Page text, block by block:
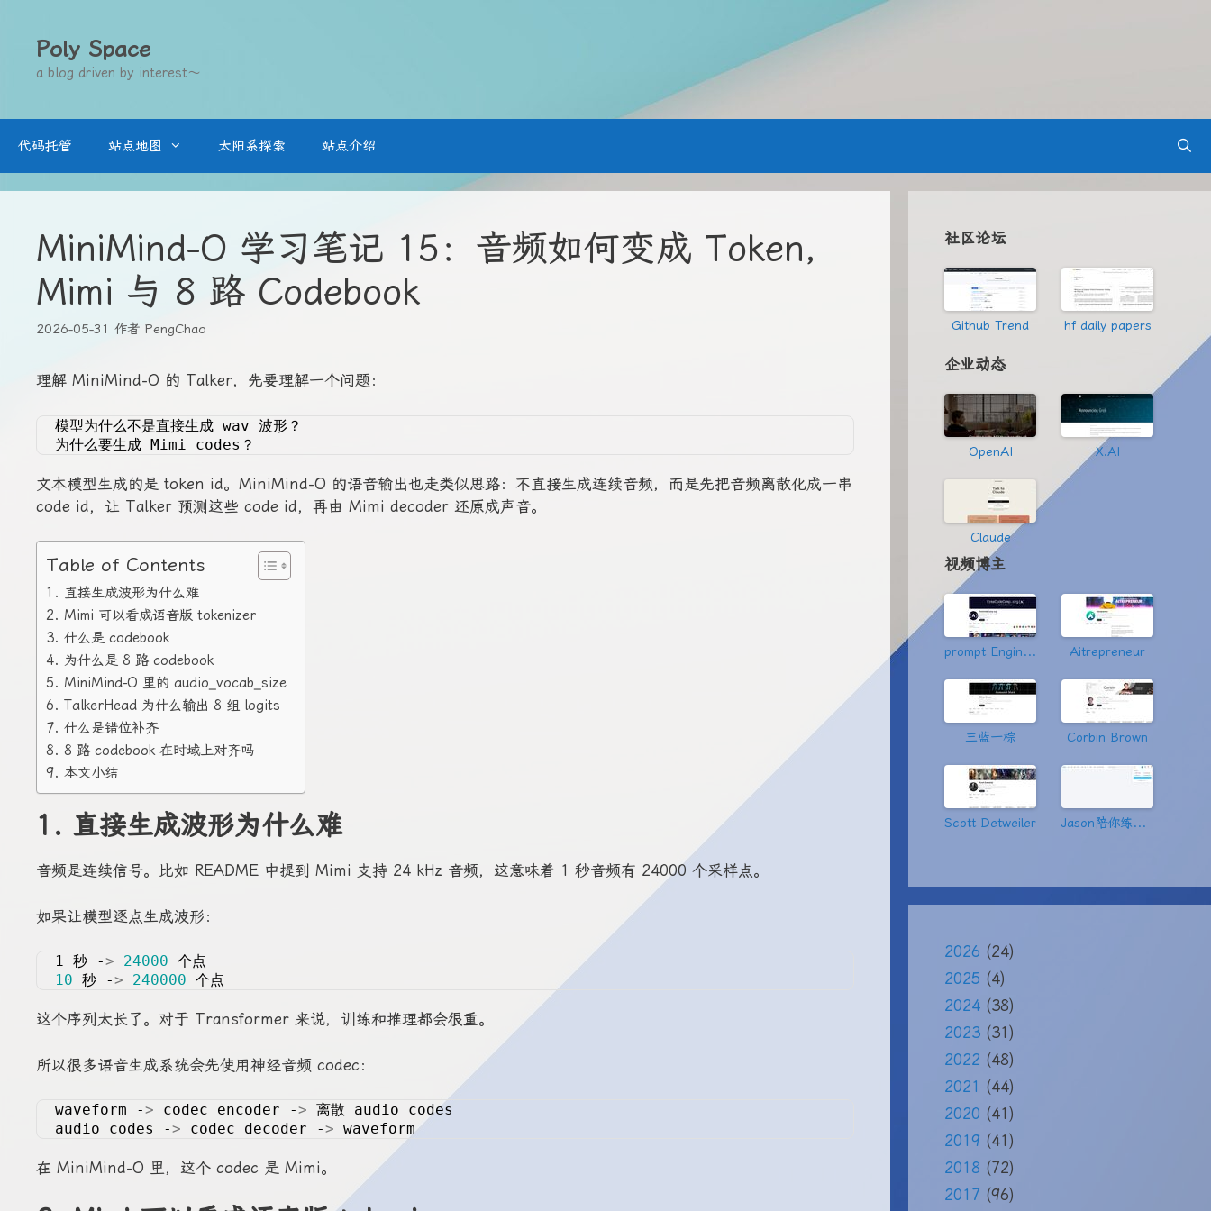
Poly Space
a blog driven by interest～
代码托管 站点地图 太阳系探索 站点介绍
MiniMind-O 学习笔记 15：音频如何变成 Token，
Mimi 与 8 路 Codebook
2026-05-31 作者 PengChao
理解 MiniMind-O 的 Talker，先要理解一个问题：
模型为什么不是直接生成 wav 波形？
为什么要生成 Mimi codes？
文本模型生成的是 token id。MiniMind-O 的语音输出也走类似思路：不直接生成连续音频，而是先把音频离散化成一串
code id，让 Talker 预测这些 code id，再由 Mimi decoder 还原成声音。
Table of Contents
1. 直接生成波形为什么难
2. Mimi 可以看成语音版 tokenizer
3. 什么是 codebook
4. 为什么是 8 路 codebook
5. MiniMind-O 里的 audio_vocab_size
6. TalkerHead 为什么输出 8 组 logits
7. 什么是错位补齐
8. 8 路 codebook 在时域上对齐吗
9. 本文小结
1. 直接生成波形为什么难
音频是连续信号。比如 README 中提到 Mimi 支持 24 kHz 音频，这意味着 1 秒音频有 24000 个采样点。
如果让模型逐点生成波形：
1 秒 -> 24000 个点
10 秒 -> 240000 个点
这个序列太长了。对于 Transformer 来说，训练和推理都会很重。
所以很多语音生成系统会先使用神经音频 codec：
waveform -> codec encoder -> 离散 audio codes
audio codes -> codec decoder -> waveform
在 MiniMind-O 里，这个 codec 是 Mimi。
社区论坛
Github Trend hf daily papers
企业动态
OpenAI X.AI
Claude
视频博主
prompt Engineering Aitrepreneur
三蓝一棕 Corbin Brown
Scott Detweiler Jason陪你练绝技
2026 (24)
2025 (4)
2024 (38)
2023 (31)
2022 (48)
2021 (44)
2020 (41)
2019 (41)
2018 (72)
2017 (96)